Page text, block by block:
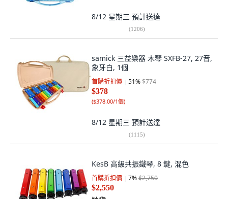
8/12 星期三 預計送達
(1206)
samick 三益樂器 木琴 SXFB-27, 27音,
象牙白, 1個
首購折扣價 51%$774
$378
($378.00/1個)
8/12 星期三 預計送達
(1115)
KesB 高級共振鐵琴, 8 鍵, 混色
首購折扣價 7%$2,750
$2,550